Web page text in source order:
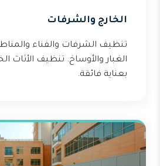
الخارج والشرفات
تنظيف الشرفات والفناء
الغبار والأوساخ. تنظيف الأثاث
بعناية فائقة.